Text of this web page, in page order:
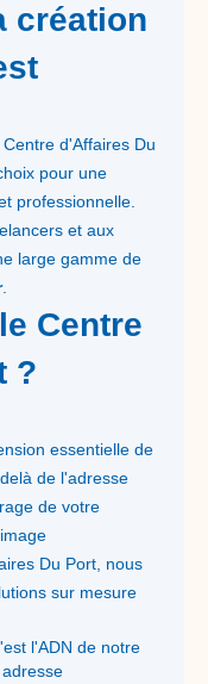
création
Centre d'Affaires Du
pour une
professionnelle.
et aux
large gamme de
.
Centre
?
essentielle de
de l'adresse
de votre
Du Port, nous
sur mesure
l'ADN de notre